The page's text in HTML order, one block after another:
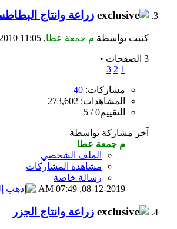
زراعة وانتاج
كتبت بواسطة م جمعة عطا‏, 02-09-2010 11:05 AM
3 الصفحات
•
1
2
3
مشاركات: 40
المشاهدات: 273,602
التقييم0 / 5
آخر مشاركة بواسطة
م جمعة عطا
الملف الشخصي
مشاهدة المشاركات
رسالة خاصة
08-12-2019,
07:49 AM
زراعة وانتاج الجزر